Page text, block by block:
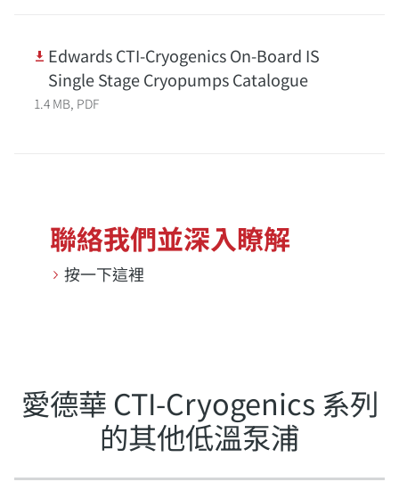
Edwards CTI-Cryogenics On-Board IS
Single Stage Cryopumps Catalogue
1.4 MB, PDF
聯絡我們並深入瞭解
按一下這裡
愛德華 CTI-Cryogenics 系列
的其他低溫泵浦